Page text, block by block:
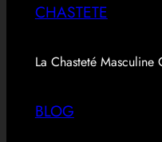
CHASTETE
La Chasteté
BLOG